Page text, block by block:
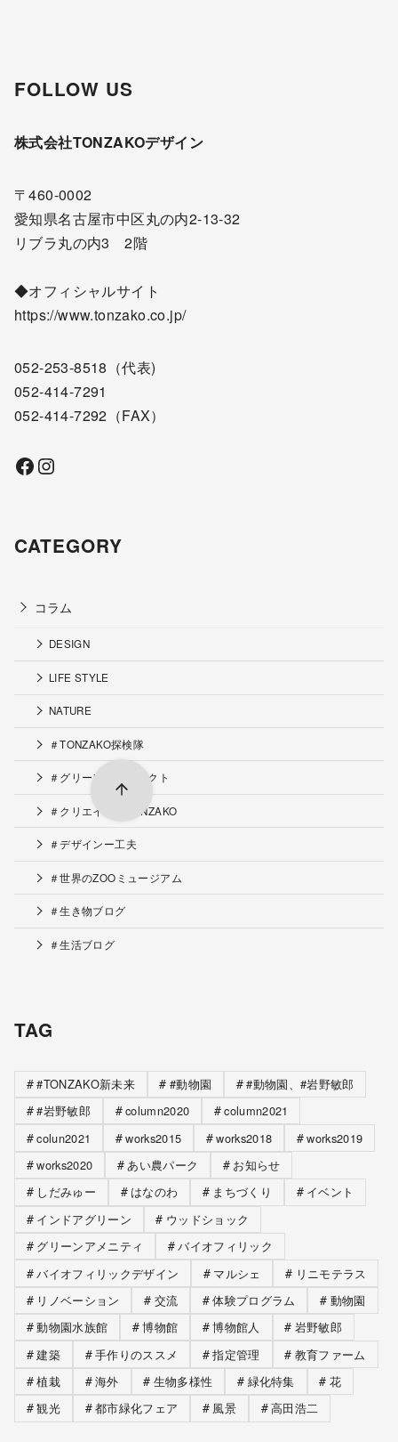
FOLLOW US
株式会社TONZAKOデザイン
〒460-0002
愛知県名古屋市中区丸の内2-13-32
リブラ丸の内3 2階
◆オフィシャルサイト
https://www.tonzako.co.jp/
052-253-8518 （代表)
052-414-7291
052-414-7292 （FAX）
Facebook Instagram
CATEGORY
コラム
DESIGN
LIFE STYLE
NATURE
＃TONZAKO探検隊
＃グリーンプロジェクト
＃クリエイターTONZAKO
＃デザインー工夫
＃世界のZOOミュージアム
＃生き物ブログ
＃生活ブログ
TAG
#TONZAKO新未来 #動物園
#動物園、#岩野敏郎
#岩野敏郎
column2020
column2021
colun2021
works2015 works2018
works2019
works2020
あい農パーク
お知らせ
しだみゅー
はなのわ まちづくり
イベント
インドアグリーン
ウッドショック
グリーンアメニティ
バイオフィリック
バイオフィリックデザイン
マルシェ
リニモテラス
リノベーション
交流 体験プログラム
動物園
動物園水族館
博物館 博物館人
岩野敏郎
建築
手作りのススメ 指定管理
教育ファーム
植栽
海外 生物多様性 緑化特集
花
観光
都市緑化フェア 風景 高田浩二